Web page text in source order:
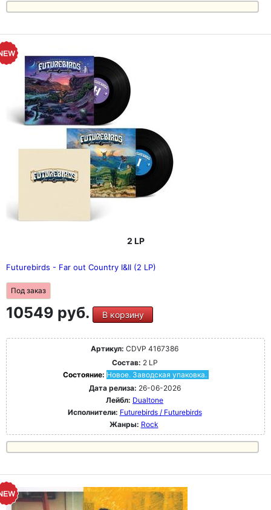
2 LP
Futurebirds - Far out Country I&II (2 LP)
Под заказ
10549 руб. В корзину
Артикул: CDVP 4167386
Состав: 2 LP
Состояние: Новое. Заводская упаковка.
Дата релиза: 26-06-2026
Лейбл: Dualtone
Исполнители: Futurebirds / Futurebirds
Жанры: Rock